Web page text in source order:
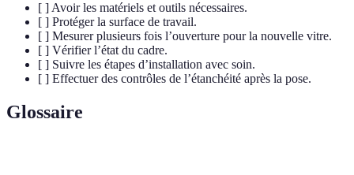
[ ] Avoir les matériels et outils nécessaires.
[ ] Protéger la surface de travail.
[ ] Mesurer plusieurs fois l’ouverture pour la nouvelle vitre.
[ ] Vérifier l’état du cadre.
[ ] Suivre les étapes d’installation avec soin.
[ ] Effectuer des contrôles de l’étanchéité après la pose.
Glossaire